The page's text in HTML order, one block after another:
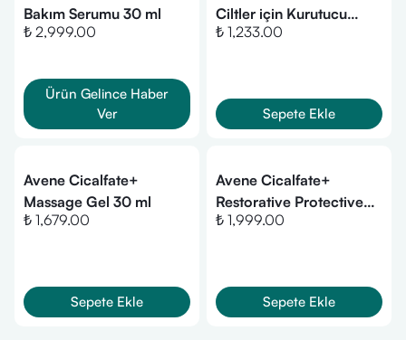
Bakım Serumu 30 ml
₺ 2,999.00
Ürün Gelince Haber
Ver
Ciltler için Kurutucu
Sprey 100 ml
₺ 1,233.00
Sepete Ekle
Avene Cicalfate+
Massage Gel 30 ml
₺ 1,679.00
Sepete Ekle
Avene Cicalfate+
Restorative Protective
Krem 100 ml
₺ 1,999.00
Sepete Ekle